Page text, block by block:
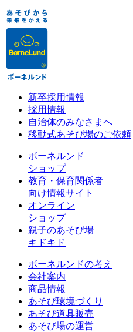
新卒採用情報
採用情報
自治体のみなさまへ
移動式あそび場のご依頼
ボーネルンド
ショップ
教育・保育関係者
向け情報サイト
オンライン
ショップ
親子のあそび場
キドキド
ボーネルンドの考え
会社案内
商品情報
あそび環境づくり
あそび道具販売
あそび場の運営